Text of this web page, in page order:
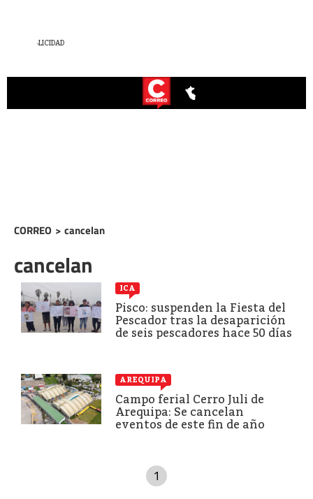
CORREO > cancelan
cancelan
ICA
Pisco: suspenden la Fiesta del
Pescador tras la desaparición
de seis pescadores hace 50 días
AREQUIPA
Campo ferial Cerro Juli de
Arequipa: Se cancelan
eventos de este fin de año
1